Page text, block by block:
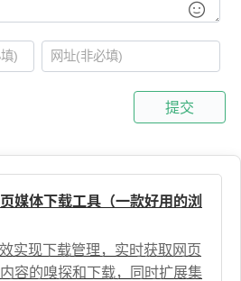
提交
媒体下载工具（一款好用的浏
实现下载管理，实时获取网页
容的嗅探和下载，同时扩展集